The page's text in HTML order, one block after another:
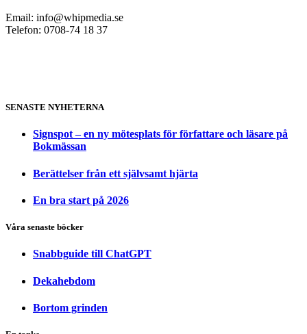
Email: info@whipmedia.se
Telefon: 0708-74 18 37
SENASTE NYHETERNA
Signspot – en ny mötesplats för författare och läsare på
Bokmässan
Berättelser från ett självsamt hjärta
En bra start på 2026
Våra senaste böcker
Snabbguide till ChatGPT
Dekahebdom
Bortom grinden